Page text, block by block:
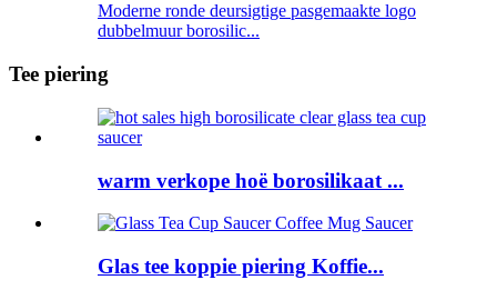
Moderne ronde deursigtige pasgemaakte logo
dubbelmuur borosilic...
Tee piering
warm verkope hoë borosilikaat ...
Glas tee koppie piering Koffie...